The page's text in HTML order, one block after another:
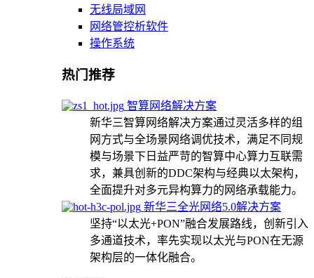
无线局域网
网络管控析软件
操作系统
热门推荐
智算网络解决方案
新华三智算网络解决方案通过灵活多样的组
网方式与全场景网络调优技术，满足不同规
模与场景下日益严苛的智算中心算力互联需
求，兼具创新的DDC架构与经典以太架构，
全面提升对多元异构算力的网络承载能力。
新华三全光网络5.0解决方案
坚持“以太光+PON”融合发展路线，创新引入
多通道技术，率先实现以太光与PON在无源
架构层的一体化融合。